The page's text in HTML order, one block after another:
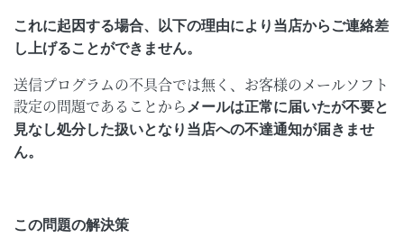
これに起因する場合、以下の理由により当店からご連絡差
し上げることができません。
送信プログラムの不具合では無く、お客様のメールソフト
設定の問題であることから メールは正常に届いたが不要と
見なし処分した扱いとなり当店への不達通知が届きませ
ん。
この問題の解決策